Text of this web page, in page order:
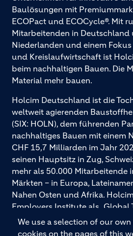
We use a selection of our
cookies on the pages of this
Baulösungen mit
ECOPact und ECOCycle®. Mit
Mitarbeitenden in Deutschland
Niederlanden und einem
und Kreislaufwirtschaft ist
beim nachhaltigen Bauen. Die
Material mehr bauen.
Holcim Deutschland ist die
weltweit agierenden
(SIX: HOLN), dem führenden
nachhaltiges Bauen mit einem
CHF 15,7 Milliarden im Jahr
seinen Hauptsitz in Zug,
mehr als 50.000 Mitarbeitende
Märkten – in Europa,
Nahen Osten und Afrika.
Employers Institute als „Global
2026“ ausgezeichnet. Holcim
Baustoffe und integrierte